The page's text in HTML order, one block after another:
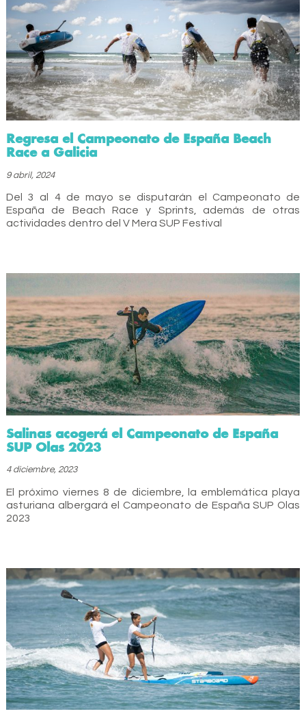
Regresa el Campeonato de España Beach
Race a Galicia
9 abril, 2024
Del 3 al 4 de mayo se disputarán el Campeonato de
España de Beach Race y Sprints, además de otras
actividades dentro del V Mera SUP Festival
Salinas acogerá el Campeonato de España
SUP Olas 2023
4 diciembre, 2023
El próximo viernes 8 de diciembre, la emblemática playa
asturiana albergará el Campeonato de España SUP Olas
2023